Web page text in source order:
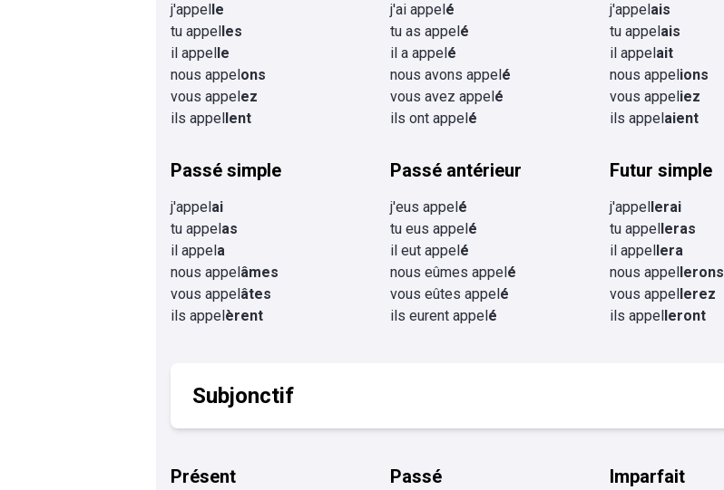
j'appelle
tu appelles
il appelle
nous appelons
vous appelez
ils appellent
j'ai appelé
tu as appelé
il a appelé
nous avons appelé
vous avez appelé
ils ont appelé
j'appelais
tu appelais
il appelait
nous appelions
vous appeliez
ils appelaient
Passé simple
j'appelai
tu appelas
il appela
nous appelâmes
vous appelâtes
ils appelèrent
Passé antérieur
j'eus appelé
tu eus appelé
il eut appelé
nous eûmes appelé
vous eûtes appelé
ils eurent appelé
Futur simple
j'appellerai
tu appelleras
il appellera
nous appellerons
vous appellerez
ils appelleront
Subjonctif
Présent Passé Imparfait